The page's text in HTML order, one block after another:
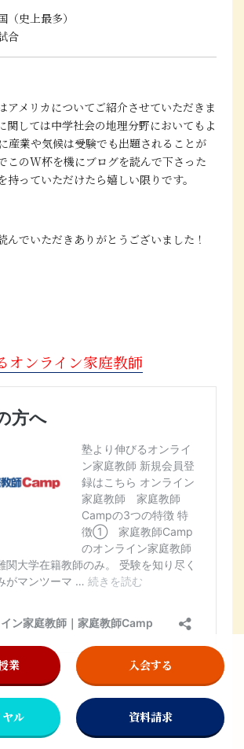
史上最多）
合
アメリカについてご紹介させていただきま
関しては中学社会の地理分野においてもよ
産業や気候は受験でも出題されることが
このW杯を機にブログを読んで下さった
持っていただけたら嬉しい限りです。
んでいただきありがとうございました！
オンライン家庭教師
業 入会する
ヤル 資料請求